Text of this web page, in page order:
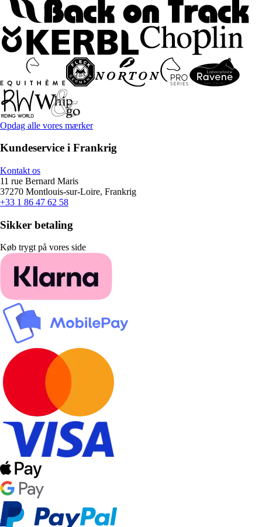
Opdag alle vores mærker
Kundeservice i Frankrig
Kontakt os
11 rue Bernard Maris
37270 Montlouis-sur-Loire, Frankrig
+33 1 86 47 62 58
Sikker betaling
Køb trygt på vores side